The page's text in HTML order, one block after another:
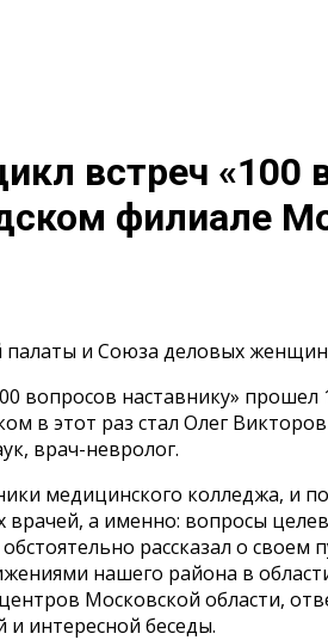
встреч «100
филиале
и Союза деловых
вопросов наставнику»
в этот раз стал Олег
врач-невролог.
медицинского колледжа, и
а именно: вопросы
рассказал о
нашего района в
Московской области,
интересной беседы.